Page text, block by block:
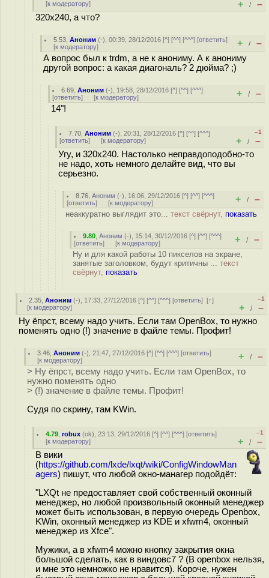
[к модератору] + / –
320x240, а что?
5.53 ,Аноним (-), 00:39, 28/12/2016 [^] [^^] [^^^] [ответить]
[к модератору] + / –
А вопрос был к trdm, а не к анониму. А к анониму
другой вопрос: а какая диагональ? 2 дюйма? ;)
6.69 ,Аноним (-), 19:58, 28/12/2016 [^] [^^] [^^^]
[ответить] [к модератору] + / –
14"!
7.70 ,Аноним (-), 20:31, 28/12/2016 [^] [^^] [^^^]
[ответить] [к модератору]
–1
+ / –
Угу, и 320x240. Настолько неправдоподобно-то
не надо, хоть немного делайте вид, что вы
серьезно.
8.76 ,Аноним (-), 16:06, 29/12/2016 [^] [^^] [^^^]
[ответить] [к модератору] + / –
неаккуратно выглядит это... текст свёрнут, показать
9.80 ,Аноним (-), 15:14, 30/12/2016 [^] [^^] [^^^]
[ответить] [к модератору] + / –
Ну и для какой работы 10 пикселов на экране,
занятые заголовком, будут критичны ... текст
свёрнут, показать
2.35 ,Аноним (-), 17:33, 27/12/2016 [^] [^^] [^^^] [ответить][↑]
[к модератору]
–1
+ / –
Ну ёпрст, всему надо учить. Если там OpenBox, то нужно
поменять одно (!) значение в файле темы. Профит!
3.46 ,Аноним (-), 21:47, 27/12/2016 [^] [^^] [^^^] [ответить]
[к модератору] + / –
> Ну ёпрст, всему надо учить. Если там OpenBox, то
нужно поменять одно
> (!) значение в файле темы. Профит!
Судя по скрину, там KWin.
4.79 ,robux (ok), 23:13, 29/12/2016 [^] [^^] [^^^] [ответить]
[к модератору]
–1
+ / –
В вики
(https://github.com/lxde/lxqt/wiki/ConfigWindowMan
agers) пишут, что любой окно-манагер подойдёт:
"LXQt не предоставляет свой собственный оконный
менеджер, но любой произвольный оконный менеджер
может быть использован, в первую очередь Openbox,
KWin, оконный менеджер из KDE и xfwm4, оконный
менеджер из Xfce".
Мужики, а в xfwm4 можно кнопку закрытия окна
большой сделать, как в виндовс7 ? (В openbox нельзя,
и мне это немножко не нравится). Короче, нужен